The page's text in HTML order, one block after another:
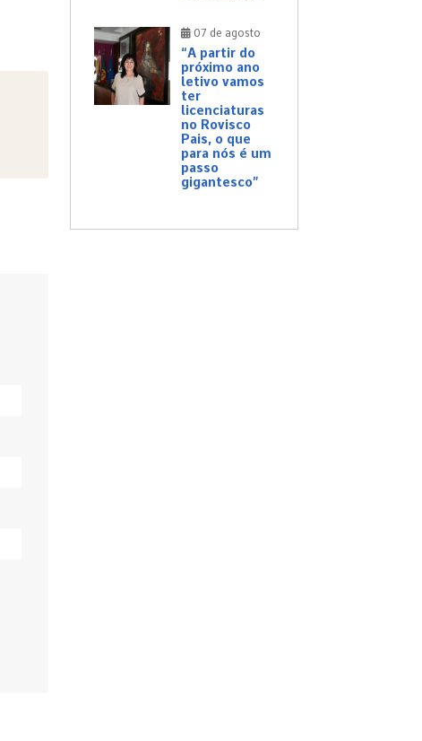
07 de agosto
“A partir do
próximo ano
letivo vamos
ter
licenciaturas
no Rovisco
Pais, o que
para nós é um
passo
gigantesco”